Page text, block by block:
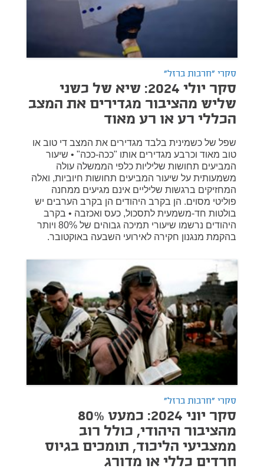
סקרי "חרבות ברזל"
סקר יולי 2024: שיא של כשני
שליש מהציבור מגדירים את המצב
הכללי רע או רע מאוד
שפל של כשמינית בלבד מגדירים את המצב די טוב או
טוב מאוד וכרבע מגדירים אותו "ככה-ככה" • שיעור
המביעים תחושות שליליות כלפי הממשלה עולה
משמעותית על שיעור המביעים תחושות חיוביות, ואלה
המחזיקים ברגשות שליליים אינם מגיעים ממחנה
פוליטי מסוים. הן בקרב היהודים הן בקרב הערבים יש
בולטות חד-משמעית לתסכול, כעס ואכזבה • בקרב
היהודים נרשמו שיעורי תמיכה גבוהים של 80% ויותר
בהקמת מנגנון חקירה לאירועי השבעה באוקטובר.
סקרי "חרבות ברזל"
סקר יוני 2024: כמעט 80%
מהציבור היהודי, כולל רוב
ממצביעי הליכוד, תומכים בגיוס
חרדים כללי או מדורג